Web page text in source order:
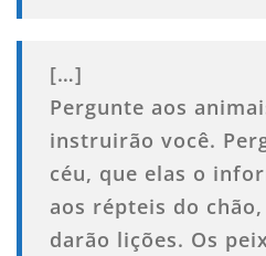
[…]
Pergunte aos
instruirão você.
céu, que elas o
aos répteis do
darão lições. Os